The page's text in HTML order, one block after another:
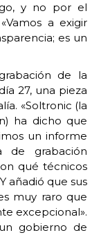
y no por el
a exigir
es un
de la
27, una pieza
«Soltronic (la
ha dicho que
un informe
de grabación
qué técnicos
añadió que sus
muy raro que
excepcional».
gobierno de